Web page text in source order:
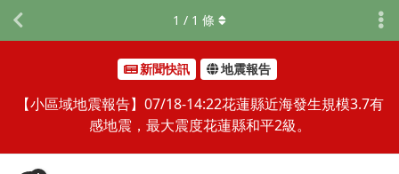
新聞快訊 地震報告
【小區域地震報告】07/18-14:22花蓮縣近海發生規模3.7有
感地震，最大震度花蓮縣和平2級。
1 / 1 條